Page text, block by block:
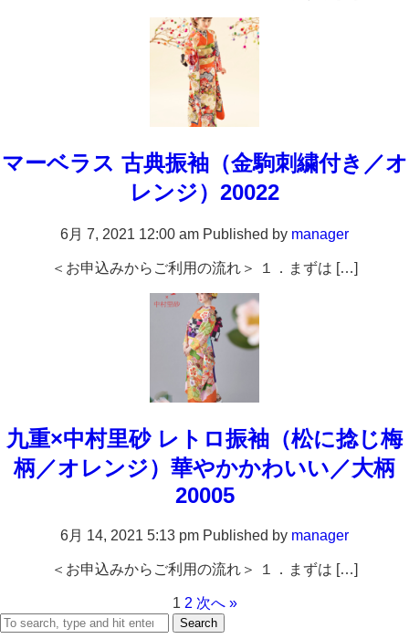
マーベラス 古典振袖（金駒刺繍付き／オ
レンジ）20022
6月 7, 2021 12:00 am Published by manager
＜お申込みからご利用の流れ＞ １．まずは […]
九重×中村里砂 レトロ振袖（松に捻じ梅
柄／オレンジ）華やかかわいい／大柄
20005
6月 14, 2021 5:13 pm Published by manager
＜お申込みからご利用の流れ＞ １．まずは […]
1 2 次へ »
Search